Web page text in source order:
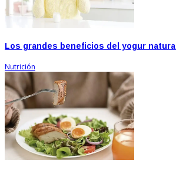
Los grandes beneficios del yogur natural
Nutrición